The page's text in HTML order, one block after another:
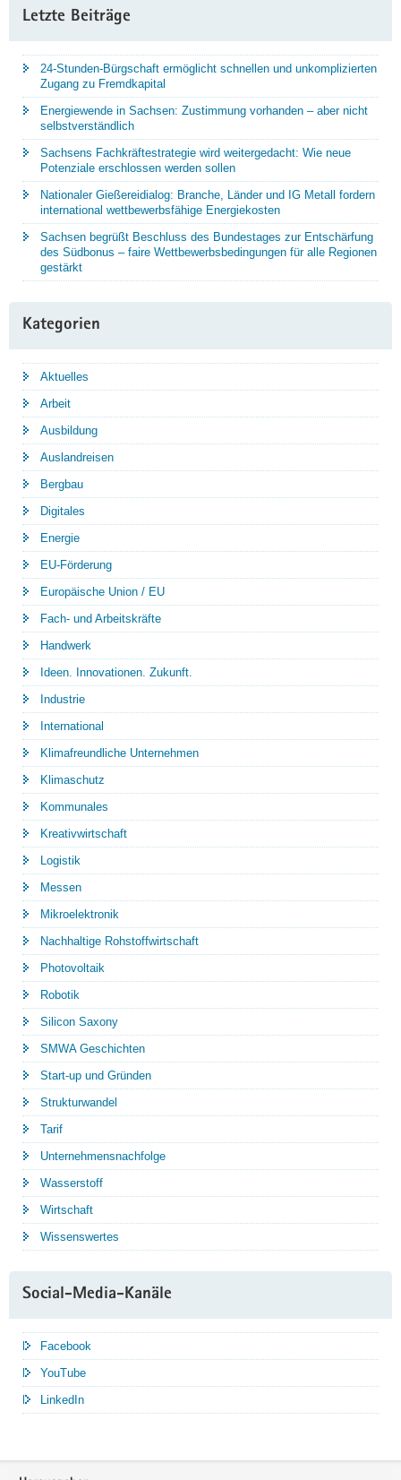
Letzte Beiträge
24-Stunden-Bürgschaft ermöglicht schnellen und unkomplizierten
Zugang zu Fremdkapital
Energiewende in Sachsen: Zustimmung vorhanden – aber nicht
selbstverständlich
Sachsens Fachkräftestrategie wird weitergedacht: Wie neue
Potenziale erschlossen werden sollen
Nationaler Gießereidialog: Branche, Länder und IG Metall fordern
international wettbewerbsfähige Energiekosten
Sachsen begrüßt Beschluss des Bundestages zur Entschärfung
des Südbonus – faire Wettbewerbsbedingungen für alle Regionen
gestärkt
Kategorien
Aktuelles
Arbeit
Ausbildung
Auslandreisen
Bergbau
Digitales
Energie
EU-Förderung
Europäische Union / EU
Fach- und Arbeitskräfte
Handwerk
Ideen. Innovationen. Zukunft.
Industrie
International
Klimafreundliche Unternehmen
Klimaschutz
Kommunales
Kreativwirtschaft
Logistik
Messen
Mikroelektronik
Nachhaltige Rohstoffwirtschaft
Photovoltaik
Robotik
Silicon Saxony
SMWA Geschichten
Start-up und Gründen
Strukturwandel
Tarif
Unternehmensnachfolge
Wasserstoff
Wirtschaft
Wissenswertes
Social-Media-Kanäle
Facebook
YouTube
LinkedIn
Service